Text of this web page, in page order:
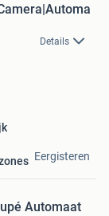
Details
Eergisteren
Automaat